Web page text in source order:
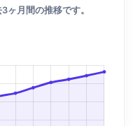
ヶ月間の推移です。